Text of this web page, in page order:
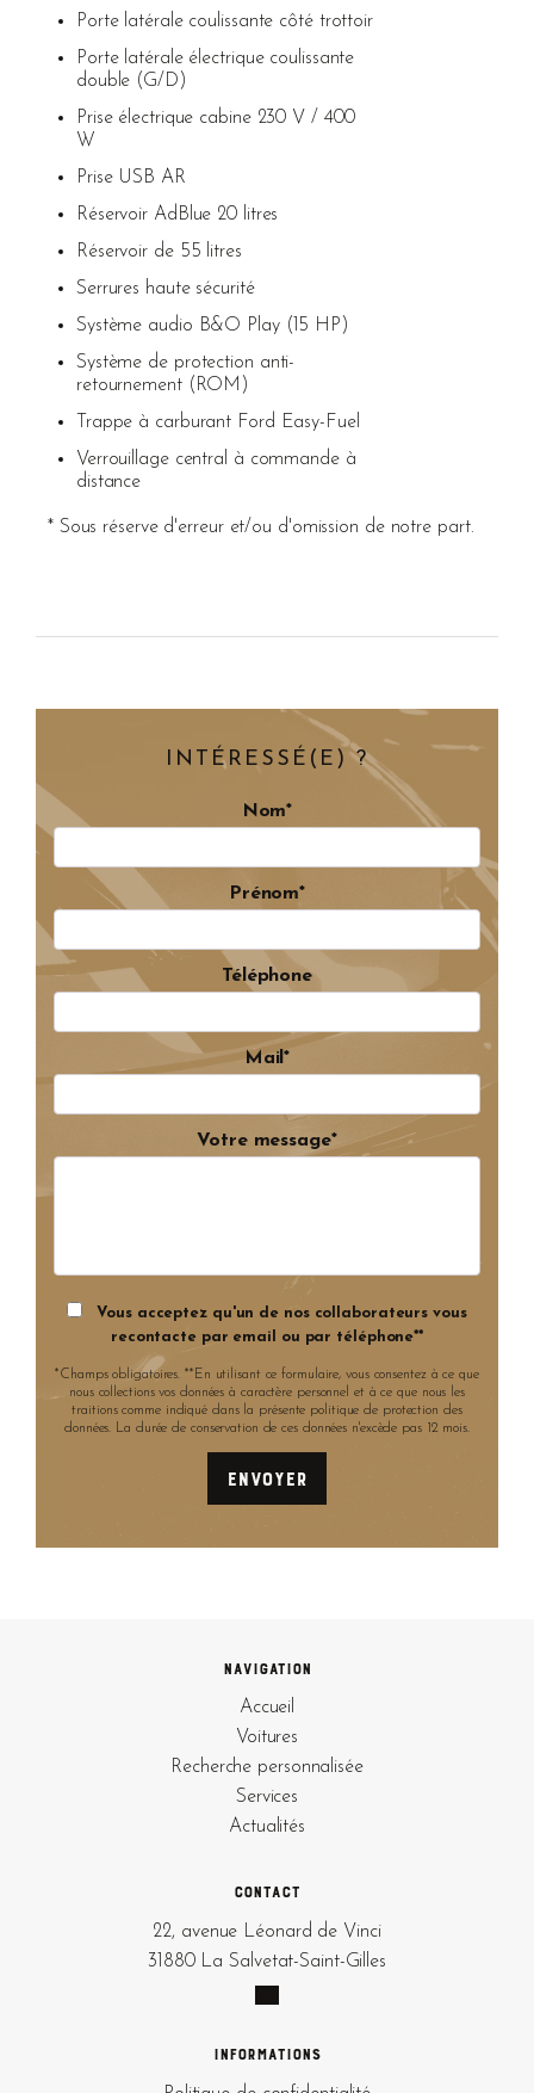
Porte latérale coulissante côté trottoir
Porte latérale électrique coulissante
double (G/D)
Prise électrique cabine 230 V / 400
W
Prise USB AR
Réservoir AdBlue 20 litres
Réservoir de 55 litres
Serrures haute sécurité
Système audio B&O Play (15 HP)
Système de protection anti-
retournement (ROM)
Trappe à carburant Ford Easy-Fuel
Verrouillage central à commande à
distance
* Sous réserve d'erreur et/ou d'omission de notre part.
INTÉRESSÉ(E) ?
Nom*
Prénom*
Téléphone
Mail*
Votre message*
Vous acceptez qu'un de nos collaborateurs vous
recontacte par email ou par téléphone**
*Champs obligatoires. **En utilisant ce formulaire, vous consentez à ce que
nous collections vos données à caractère personnel et à ce que nous les
traitions comme indiqué dans la présente politique de protection des
données. La durée de conservation de ces données n'excède pas 12 mois.
Navigation
Accueil
Voitures
Recherche personnalisée
Services
Actualités
Contact
22, avenue Léonard de Vinci
31880 La Salvetat-Saint-Gilles
Informations